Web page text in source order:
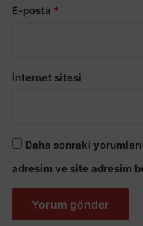
E-posta *
İnternet sitesi
Daha sonraki
adresim ve site adresim